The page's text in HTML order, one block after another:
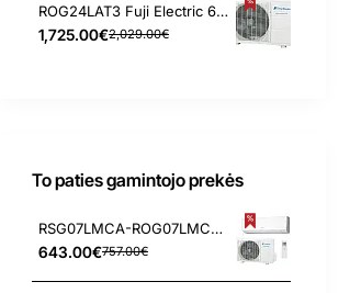
ROG24LAT3 Fuji Electric 6.8/8.0 kW išorinis blokas
1,725.00€2,029.00€
To paties gamintojo prekės
RSG07LMCA-ROG07LMCA Fuji Electric 2.1/3.0 kW kondicionierius
643.00€757.00€